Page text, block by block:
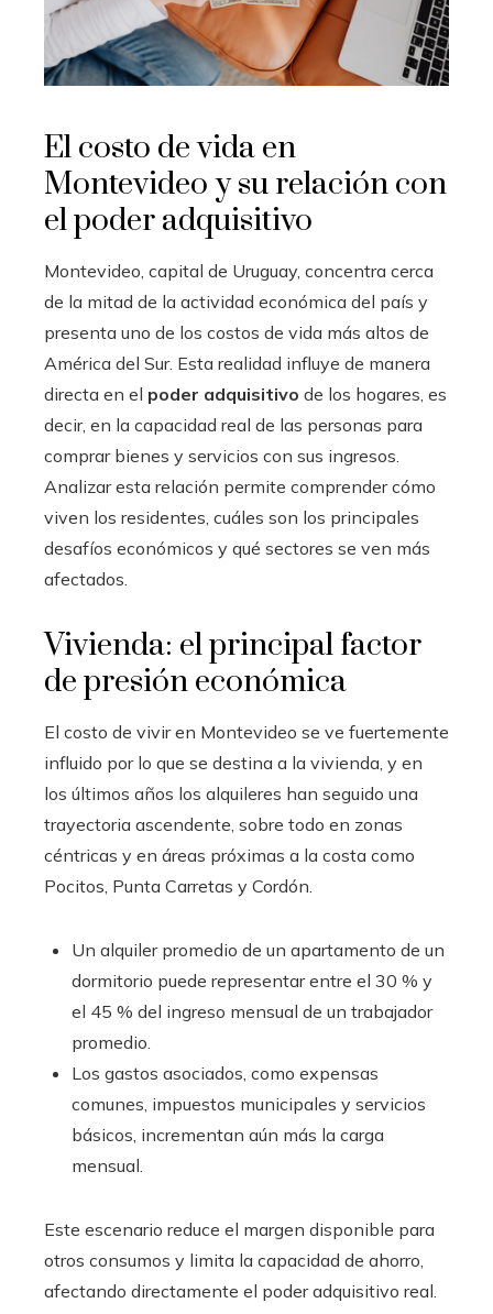
El costo de vida en
Montevideo y su relación con
el poder adquisitivo
Montevideo, capital de Uruguay, concentra cerca
de la mitad de la actividad económica del país y
presenta uno de los costos de vida más altos de
América del Sur. Esta realidad influye de manera
directa en el poder adquisitivo de los hogares, es
decir, en la capacidad real de las personas para
comprar bienes y servicios con sus ingresos.
Analizar esta relación permite comprender cómo
viven los residentes, cuáles son los principales
desafíos económicos y qué sectores se ven más
afectados.
Vivienda: el principal factor
de presión económica
El costo de vivir en Montevideo se ve fuertemente
influido por lo que se destina a la vivienda, y en
los últimos años los alquileres han seguido una
trayectoria ascendente, sobre todo en zonas
céntricas y en áreas próximas a la costa como
Pocitos, Punta Carretas y Cordón.
Un alquiler promedio de un apartamento de un
dormitorio puede representar entre el 30 % y
el 45 % del ingreso mensual de un trabajador
promedio.
Los gastos asociados, como expensas
comunes, impuestos municipales y servicios
básicos, incrementan aún más la carga
mensual.
Este escenario reduce el margen disponible para
otros consumos y limita la capacidad de ahorro,
afectando directamente el poder adquisitivo real.